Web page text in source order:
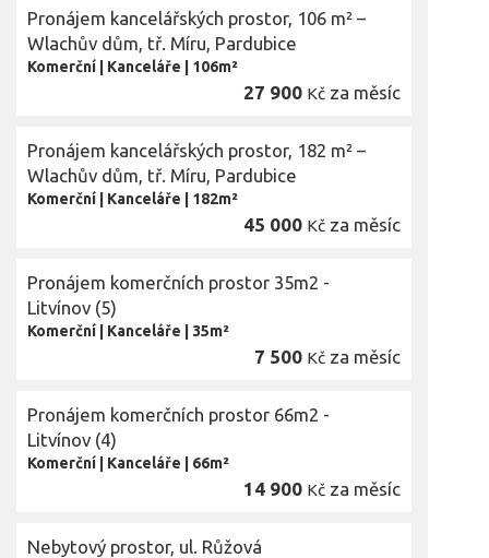
Pronájem kancelářských prostor, 106 m² –
Wlachův dům, tř. Míru, Pardubice
Komerční Kanceláře 106m²
27 900 Kč za měsíc
Pronájem kancelářských prostor, 182 m² –
Wlachův dům, tř. Míru, Pardubice
Komerční Kanceláře 182m²
45 000 Kč za měsíc
Pronájem komerčních prostor 35m2 -
Litvínov (5)
Komerční Kanceláře 35m²
7 500 Kč za měsíc
Pronájem komerčních prostor 66m2 -
Litvínov (4)
Komerční Kanceláře 66m²
14 900 Kč za měsíc
Nebytový prostor, ul. Růžová